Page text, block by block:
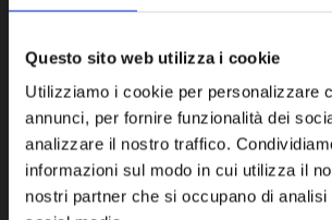
Questo sito web utilizza i cookie
Utilizziamo i cookie per personalizzare
annunci, per fornire funzionalità dei
analizzare il nostro traffico.
informazioni sul modo in cui utilizza il
nostri partner che si occupano di analisi